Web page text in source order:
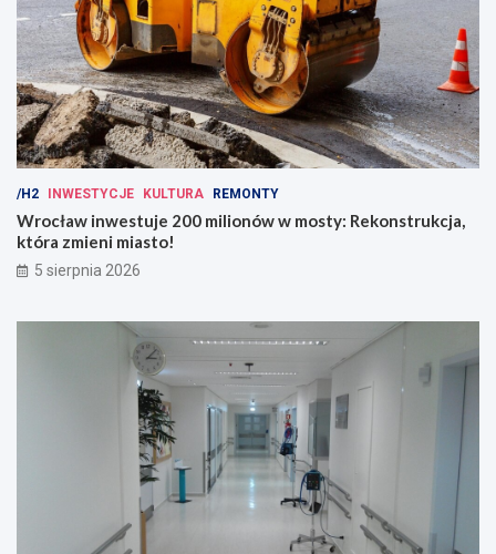
/H2 INWESTYCJE KULTURA REMONTY
Wrocław inwestuje 200 milionów w mosty: Rekonstrukcja,
która zmieni miasto!
5 sierpnia 2026